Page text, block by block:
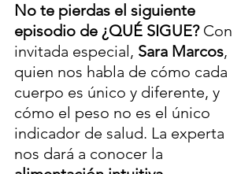
No te pierdas el siguiente
episodio de ¿QUÉ SIGUE? Con
invitada especial, Sara Marcos,
quien nos habla de cómo cada
cuerpo es único y diferente, y
cómo el peso no es el único
indicador de salud. La experta
nos dará a conocer la